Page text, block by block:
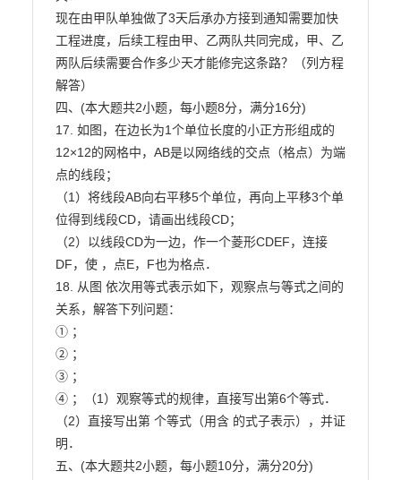
现在由甲队单独做了3天后承办方接到通知需要加快
工程进度，后续工程由甲、乙两队共同完成，甲、乙
两队后续需要合作多少天才能修完这条路？（列方程
解答）
四、(本大题共2小题，每小题8分，满分16分)
17. 如图，在边长为1个单位长度的小正方形组成的
12×12的网格中，AB是以网络线的交点（格点）为端
点的线段；
（1）将线段AB向右平移5个单位，再向上平移3个单
位得到线段CD，请画出线段CD；
（2）以线段CD为一边，作一个菱形CDEF，连接
DF，使 ，点E，F也为格点．
18. 从图 依次用等式表示如下，观察点与等式之间的
关系，解答下列问题：
① ；
② ；
③ ；
④ ；（1）观察等式的规律，直接写出第6个等式．
（2）直接写出第 个等式（用含 的式子表示），并证
明．
五、(本大题共2小题，每小题10分，满分20分)